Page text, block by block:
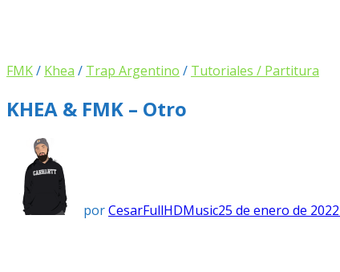
FMK/ Khea / Trap Argentino / Tutoriales / Partitura
KHEA & FMK – Otro
porCesarFullHDMusic25 de enero de 2022